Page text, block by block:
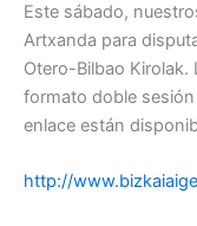
Este sábado,
Artxanda para
Otero-Bilbao Kirolak.
formato doble
enlace están
http://